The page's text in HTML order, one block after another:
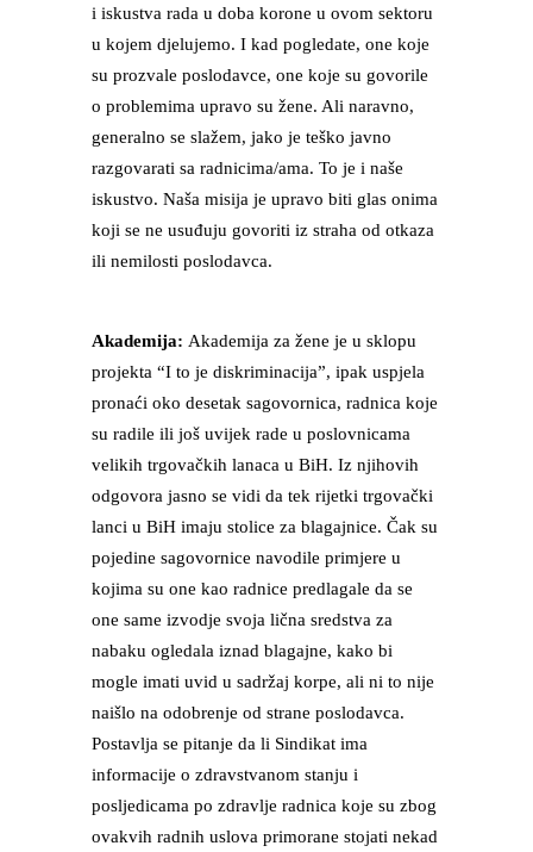
i iskustva rada u doba korone u ovom sektoru
u kojem djelujemo. I kad pogledate, one koje
su prozvale poslodavce, one koje su govorile
o problemima upravo su žene. Ali naravno,
generalno se slažem, jako je teško javno
razgovarati sa radnicima/ama. To je i naše
iskustvo. Naša misija je upravo biti glas onima
koji se ne usuđuju govoriti iz straha od otkaza
ili nemilosti poslodavca.
Akademija: Akademija za žene je u sklopu
projekta “I to je diskriminacija”, ipak uspjela
pronaći oko desetak sagovornica, radnica koje
su radile ili još uvijek rade u poslovnicama
velikih trgovačkih lanaca u BiH. Iz njihovih
odgovora jasno se vidi da tek rijetki trgovački
lanci u BiH imaju stolice za blagajnice. Čak su
pojedine sagovornice navodile primjere u
kojima su one kao radnice predlagale da se
one same izvodje svoja lična sredstva za
nabaku ogledala iznad blagajne, kako bi
mogle imati uvid u sadržaj korpe, ali ni to nije
naišlo na odobrenje od strane poslodavca.
Postavlja se pitanje da li Sindikat ima
informacije o zdravstvanom stanju i
posljedicama po zdravlje radnica koje su zbog
ovakvih radnih uslova primorane stojati nekad